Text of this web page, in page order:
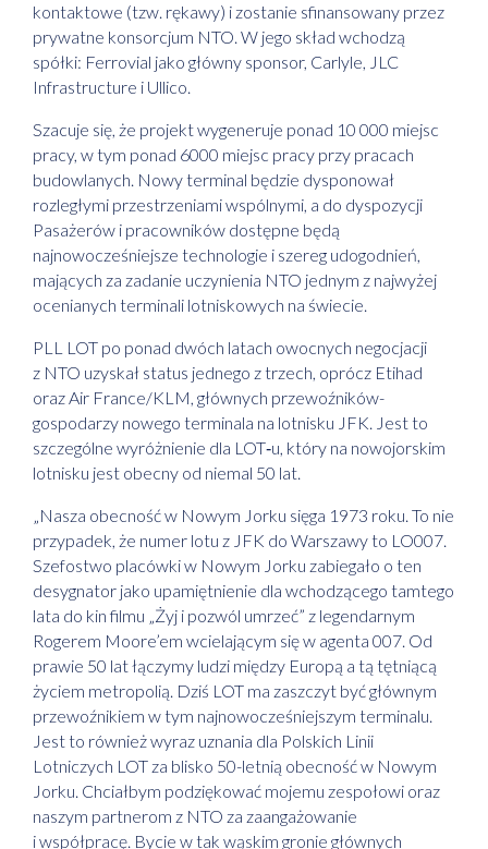
kontaktowe (tzw. rękawy) i zostanie sfinansowany przez
prywatne konsorcjum NTO. W jego skład wchodzą
spółki: Ferrovial jako główny sponsor, Carlyle, JLC
Infrastructure i Ullico.
Szacuje się, że projekt wygeneruje ponad 10 000 miejsc
pracy, w tym ponad 6000 miejsc pracy przy pracach
budowlanych. Nowy terminal będzie dysponował
rozległymi przestrzeniami wspólnymi, a do dyspozycji
Pasażerów i pracowników dostępne będą
najnowocześniejsze technologie i szereg udogodnień,
mających za zadanie uczynienia NTO jednym z najwyżej
ocenianych terminali lotniskowych na świecie.
PLL LOT po ponad dwóch latach owocnych negocjacji
z NTO uzyskał status jednego z trzech, oprócz Etihad
oraz Air France/KLM, głównych przewoźników-
gospodarzy nowego terminala na lotnisku JFK. Jest to
szczególne wyróżnienie dla LOT‑u, który na nowojorskim
lotnisku jest obecny od niemal 50 lat.
„Nasza obecność w Nowym Jorku sięga 1973 roku. To nie
przypadek, że numer lotu z JFK do Warszawy to LO007.
Szefostwo placówki w Nowym Jorku zabiegało o ten
desygnator jako upamiętnienie dla wchodzącego tamtego
lata do kin filmu „Żyj i pozwól umrzeć” z legendarnym
Rogerem Moore’em wcielającym się w agenta 007. Od
prawie 50 lat łączymy ludzi między Europą a tą tętniącą
życiem metropolią. Dziś LOT ma zaszczyt być głównym
przewoźnikiem w tym najnowocześniejszym terminalu.
Jest to również wyraz uznania dla Polskich Linii
Lotniczych LOT za blisko 50-letnią obecność w Nowym
Jorku. Chciałbym podziękować mojemu zespołowi oraz
naszym partnerom z NTO za zaangażowanie
i współpracę. Bycie w tak wąskim gronie głównych